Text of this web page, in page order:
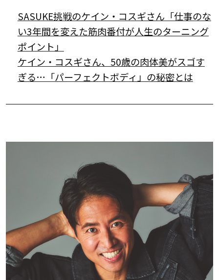
SASUKE挑戦のケイン・コスギさん「仕事のな
い3年間を変えた筋肉番付が人生のターニング
ポイント」
ケイン・コスギさん、50歳の肉体美がスゴす
ぎる…「パーフェクトボディ」の秘密とは